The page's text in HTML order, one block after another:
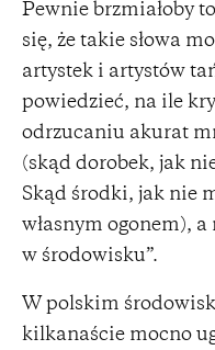
Pewnie brzmiałoby
się, że takie słowa
artystek i artystów
powiedzieć, na ile
odrzucaniu akurat
(skąd dorobek, jak
Skąd środki, jak nie
własnym ogonem),
w środowisku”.
W polskim
kilkanaście mocno